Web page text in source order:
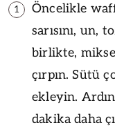
1
Öncelikle
sarısını, un,
birlikte,
çırpın. Sütü
ekleyin.
dakika daha